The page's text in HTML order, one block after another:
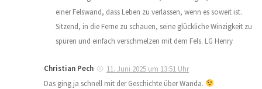
einer Felswand, dass Leben zu verlassen, wenn es soweit ist.
Sitzend, in die Ferne zu schauen, seine glückliche Winzigkeit zu
spüren und einfach verschmelzen mit dem Fels. LG Henry
Christian Pech
11. Juni 2025 um 13:51 Uhr
Das ging ja schnell mit der Geschichte über Wanda.